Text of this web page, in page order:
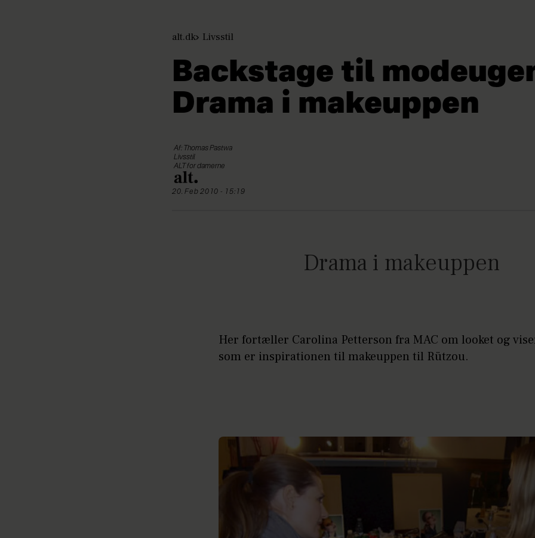
alt.dk Livsstil
Backstage til
Drama i makeuppen
Af: Thomas Pastwa
Livsstil
ALT for damerne
20. Feb 2010 - 15:19
Drama i makeuppen
Her fortæller Carolina Petterson fra MAC om looket og
som er inspirationen til makeuppen til Rützou.